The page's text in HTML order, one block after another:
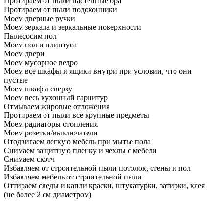
Протираем от пыли подоконники
Моем дверные ручки
Моем зеркала и зеркальные поверхности
Пылесосим пол
Моем пол и плинтуса
Моем двери
Моем мусорное ведро
Моем все шкафы и ящики внутри при условии, что они
пустые
Моем шкафы сверху
Моем весь кухонный гарнитур
Отмываем жировые отложения
Протираем от пыли все крупные предметы
Моем радиаторы отопления
Моем розетки/выключатели
Отодвигаем легкую мебель при мытье пола
Снимаем защитную пленку и чехлы с мебели
Снимаем скотч
Избавляем от строительной пыли потолок, стены и пол
Избавляем мебель от строительной пыли
Оттираем следы и капли краски, штукатурки, затирки, клея
(не более 2 см диаметром)